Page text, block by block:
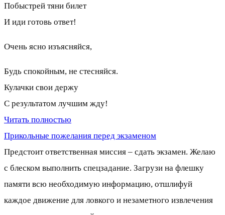
Побыстрей тяни билет
И иди готовь ответ!
Очень ясно изъясняйся,
Будь спокойным, не стесняйся.
Кулачки свои держу
С результатом лучшим жду!
Читать полностью
Прикольные пожелания перед экзаменом
Предстоит ответственная миссия – сдать экзамен. Желаю
с блеском выполнить спецзадание. Загрузи на флешку
памяти всю необходимую информацию, отшлифуй
каждое движение для ловкого и незаметного извлечения